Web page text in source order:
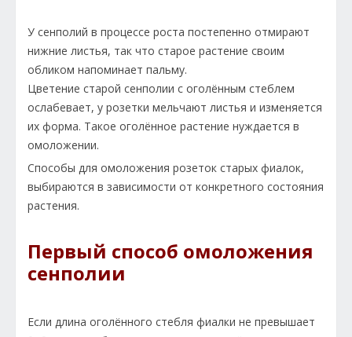
У сенполий в процессе роста постепенно отмирают
нижние листья, так что старое растение своим
обликом напоминает пальму.
Цветение старой сенполии с оголённым стеблем
ослабевает, у розетки мельчают листья и изменяется
их форма. Такое оголённое растение нуждается в
омоложении.
Способы для омоложения розеток старых фиалок,
выбираются в зависимости от конкретного состояния
растения.
Первый способ омоложения
сенполии
Если длина оголённого стебля фиалки не превышает